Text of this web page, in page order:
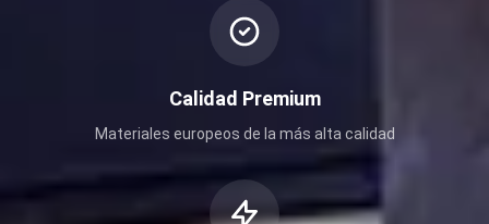
Calidad Premium
Materiales europeos de la más alta calidad